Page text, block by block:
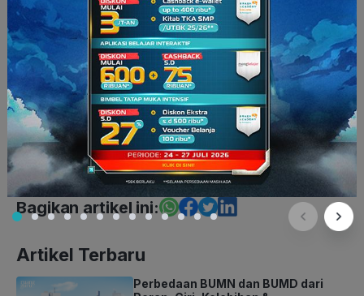
Bahasa Inggris XII Kelas 12 Konsep Pelajaran SMA
Embun Bening Diniari
Bagikan artikel ini:
Artikel Terbaru
Perbedaan BUMN dan BUMD dari